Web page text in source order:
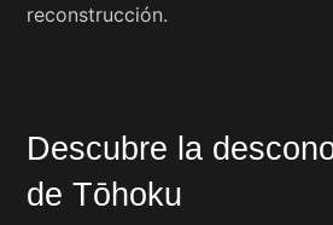
reconstrucción.
Descubre la
de Tōhoku